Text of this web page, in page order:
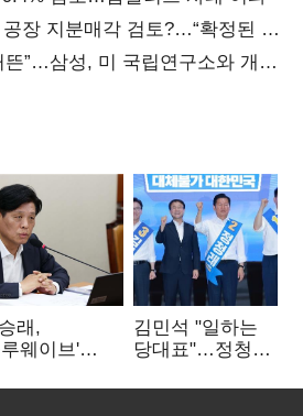
장 지분매각 검토?…“확정된 바
”…삼성, 미 국립연구소와 개발
래,
웨이브'
"무거운
김민석 "일하는
당대표"…정청래
중요"